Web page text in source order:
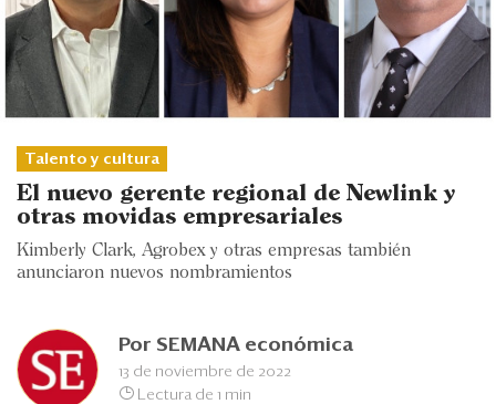
Sectores y Empresas
Management
Economía y Finanzas
Legal y Política
Eventos
Ranking CEO
Talento y cultura
El nuevo gerente regional de Newlink y
otras movidas empresariales
Kimberly Clark, Agrobex y otras empresas también
anunciaron nuevos nombramientos
Por SEMANA económica
13 de noviembre de 2022
Lectura de 1 min